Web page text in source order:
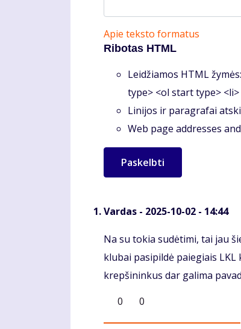
Apie teksto formatus
Ribotas HTML
Leidžiamos HTML
type> <ol start type> <li>
Linijos ir paragrafai
Web page addresses
Vardas - 2025-10-02 - 14:44
Komentaras
Na su tokia sudėtimi, tai jau
klubai pasipildė paiegiais
krepšininkus dar galima
0
0